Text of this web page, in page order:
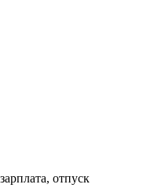
отпуск